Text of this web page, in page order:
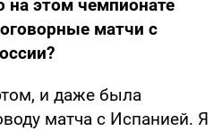
на этом чемпионате
матчи с
и даже была
матча с Испанией. Я